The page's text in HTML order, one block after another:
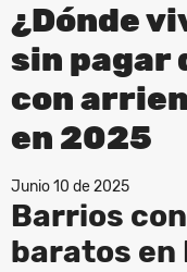
¿Dónde
sin pagar
con
en 2025
Junio 10 de 2025
Barrios
baratos en